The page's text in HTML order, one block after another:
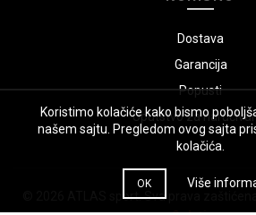
Dostava
Garancija
Popusti
Uputstvo za
ATLAS sport. Sva prava
Koristimo kolačiće kako bismo
našem sajtu. Pregledom ovog sajta
kolačića.
OK Više